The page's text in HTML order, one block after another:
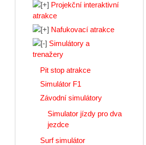
Projekční interaktivní
atrakce
Nafukovací atrakce
Simulátory a
trenažery
Pit stop atrakce
Simulátor F1
Závodní simulátory
Simulator jízdy pro dva
jezdce
Surf simulátor